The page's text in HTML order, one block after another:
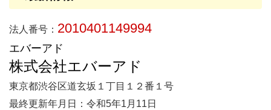
法人番号： 2010401149994
エバーアド
株式会社エバーアド
東京都渋谷区道玄坂１丁目１２番１号
最終更新年月日：令和5年1月11日